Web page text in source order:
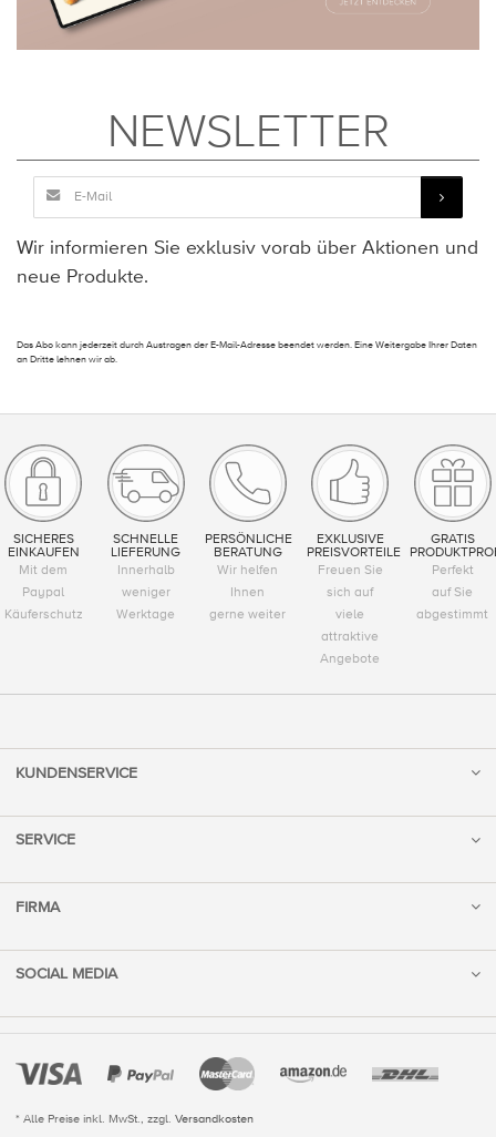
NEWSLETTER
Wir informieren Sie exklusiv vorab über Aktionen und
neue Produkte.
Das Abo kann jederzeit durch Austragen der E-Mail-Adresse beendet werden. Eine Weitergabe Ihrer Daten
an Dritte lehnen wir ab.
SICHERES
EINKAUFEN
Mit dem
Paypal
Käuferschutz
SCHNELLE
LIEFERUNG
Innerhalb
weniger
Werktage
PERSÖNLICHE
BERATUNG
Wir helfen
Ihnen
gerne weiter
EXKLUSIVE
PREISVORTEILE
Freuen Sie
sich auf
viele
attraktive
Angebote
GRATIS
Perfekt
auf Sie
abgestimmt
KUNDENSERVICE
SERVICE
FIRMA
SOCIAL MEDIA
* Alle Preise inkl. MwSt., zzgl. Versandkosten